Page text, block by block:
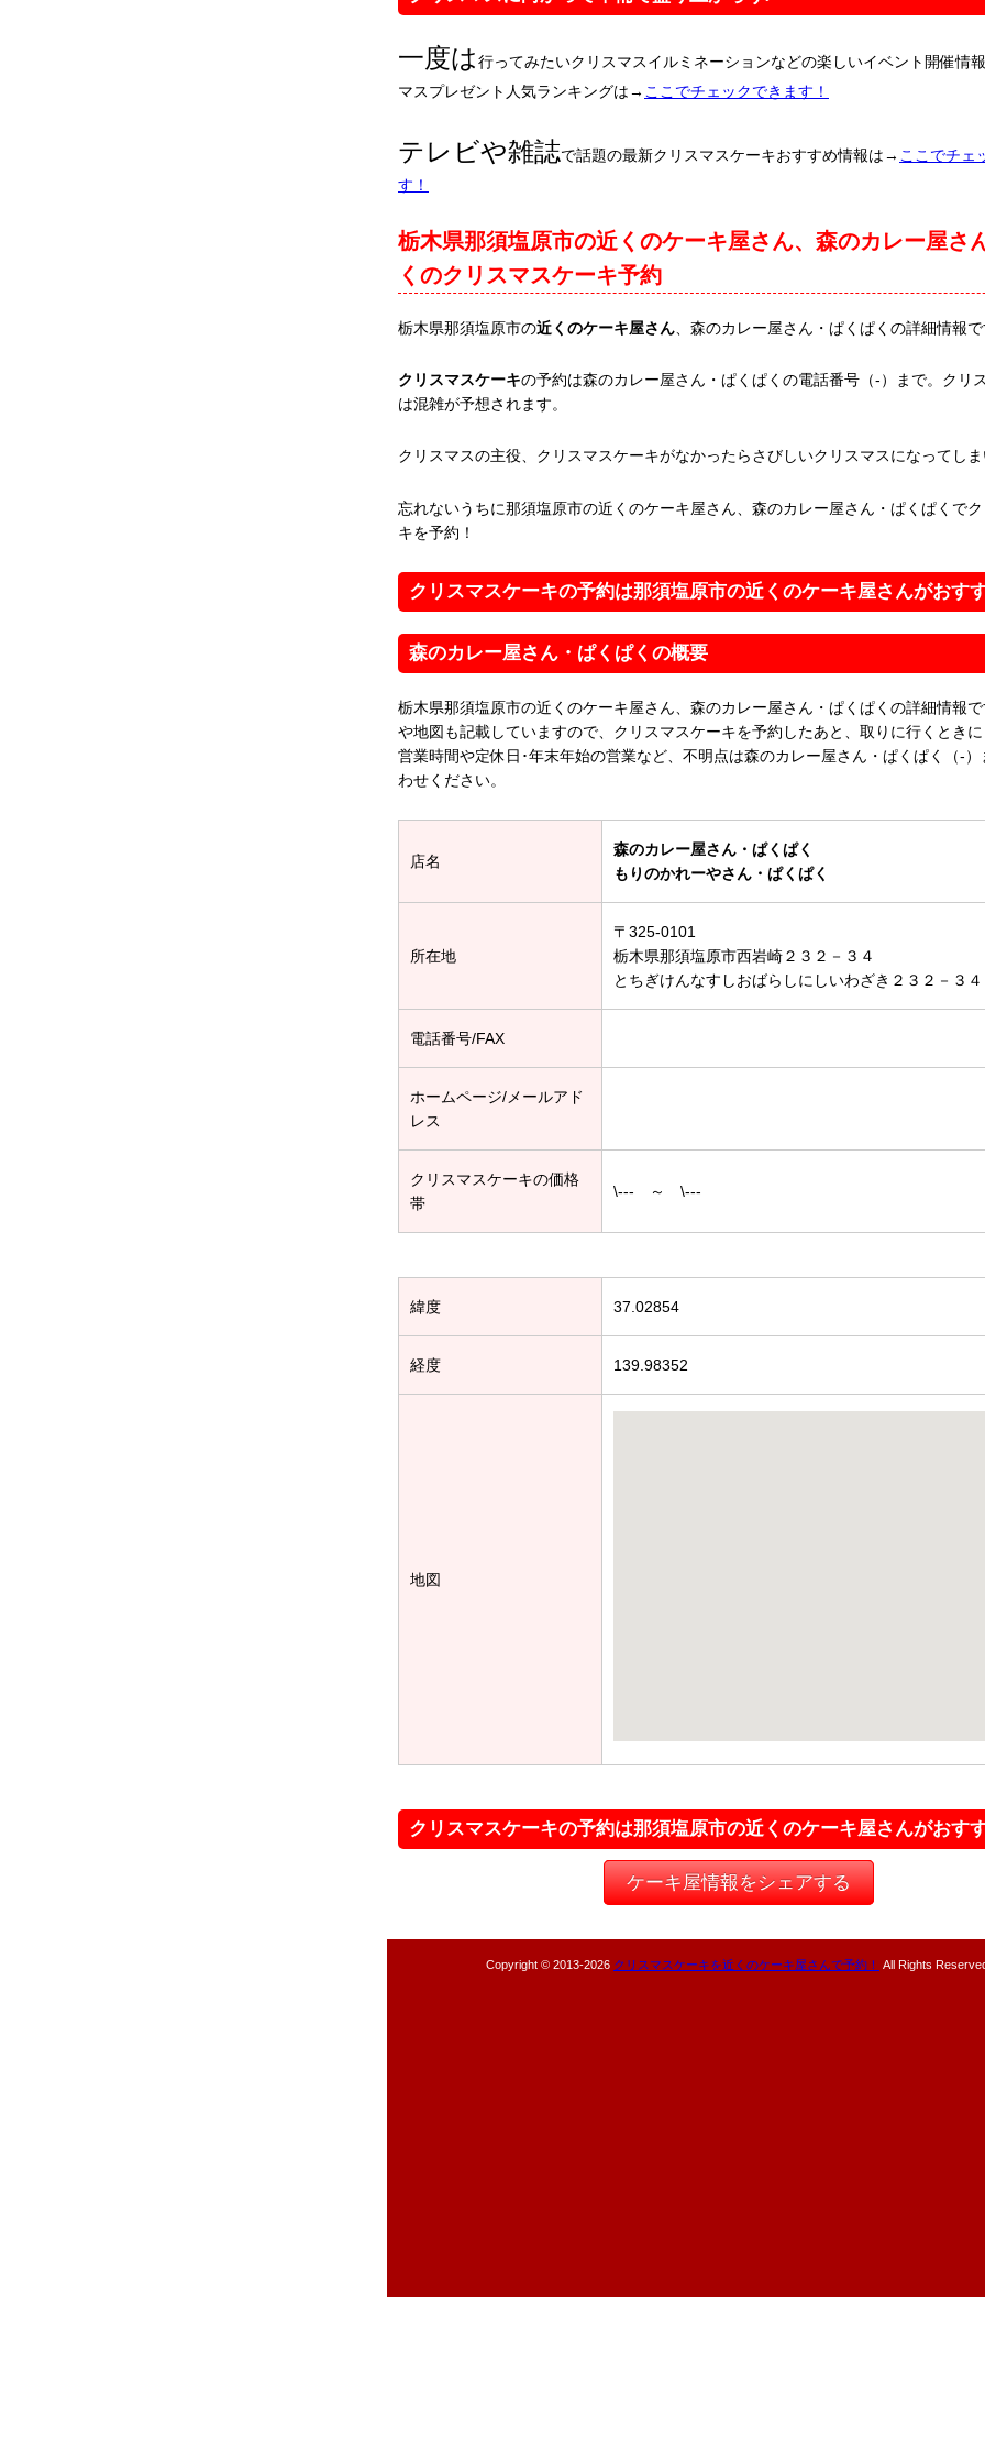
一度は行ってみたいクリスマスイルミネーションなどの楽しいイベント開催情
マスプレゼント人気ランキングは→ ここでチェックできます！
テレビや雑誌で話題の最新クリスマスケーキおすすめ情報は→ ここでチェ
す！
栃木県那須塩原市の近くのケーキ屋さん、森のカレー屋さ
くのクリスマスケーキ予約
栃木県那須塩原市の近くのケーキ屋さん 、森のカレー屋さん・ぱくぱくの詳細情報で
クリスマスケーキの予約は森のカレー屋さん・ぱくぱくの電話番号（-）まで。クリ
は混雑が予想されます。
クリスマスの主役、クリスマスケーキがなかったらさびしいクリスマスになってしま
忘れないうちに那須塩原市の近くのケーキ屋さん、森のカレー屋さん・ぱくぱくで
キを予約！
クリスマスケーキの予約は那須塩原市の近くのケーキ屋さんがおす
森のカレー屋さん・ぱくぱくの概要
栃木県那須塩原市の近くのケーキ屋さん、森のカレー屋さん・ぱくぱくの詳細情報
や地図も記載していますので、クリスマスケーキを予約したあと、取りに行くときに
営業時間や定休日･年末年始の営業など、不明点は森のカレー屋さん・ぱくぱく（-）
わせください。
店名
森のカレー屋さん・ぱくぱく
もりのかれーやさん・ぱくぱく
所在地
〒325-0101
栃木県那須塩原市西岩崎２３２－３４
とちぎけんなすしおばらしにしいわざき２３２－３４
電話番号/FAX
ホームページ/メールアド
レス
クリスマスケーキの価格
帯
\--- ～ \---
緯度 37.02854
経度 139.98352
地図
クリスマスケーキの予約は那須塩原市の近くのケーキ屋さんがおす
ケーキ屋情報をシェアする
Copyright © 2013-2026 クリスマスケーキを近くのケーキ屋さんで予約！ All Rights